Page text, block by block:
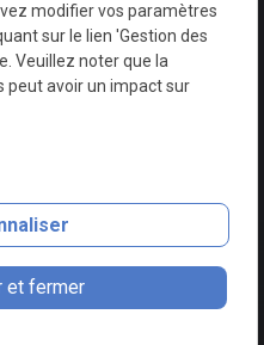
phone
0493 37 09 79
modifier vos paramètres
sur le lien 'Gestion des
Veuillez noter que la
peut avoir un impact sur
et fermer